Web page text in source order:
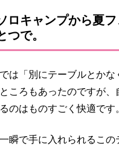
ロキャンプから夏
つで。
は「別にテーブルとかな
ころもあったのですが、
のはものすごく快適です
瞬で手に入れられるこの